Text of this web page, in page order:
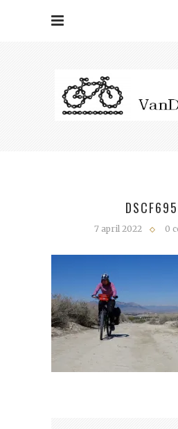
7 april 2022 0